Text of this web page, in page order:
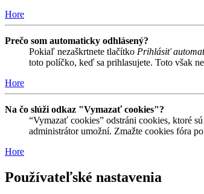
Hore
Prečo som automaticky odhlásený?
Pokiaľ nezaškrtnete tlačítko Prihlásiť
toto políčko, keď sa prihlasujete. Toto však
Hore
Na čo slúži odkaz "Vymazať cookies"?
“Vymazať cookies” odstráni cookies, ktoré
administrátor umožní. Zmažte cookies fóra
Hore
Používateľské nastavenia